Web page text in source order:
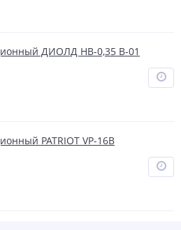
ДИОЛД НВ-0,35 В-01
PATRIOT VP-16В